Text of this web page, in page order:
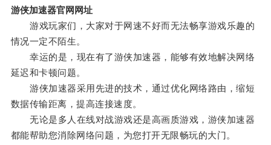
游侠加速器官网网址
游戏玩家们，大家对于网速不好而无法畅享游戏乐趣的
情况一定不陌生。
幸运的是，现在有了游侠加速器，能够有效地解决网络
延迟和卡顿问题。
游侠加速器采用先进的技术，通过优化网络路由，缩短
数据传输距离，提高连接速度。
无论是多人在线对战游戏还是高画质游戏，游侠加速器
都能帮助您消除网络问题，为您打开无限畅玩的大门。